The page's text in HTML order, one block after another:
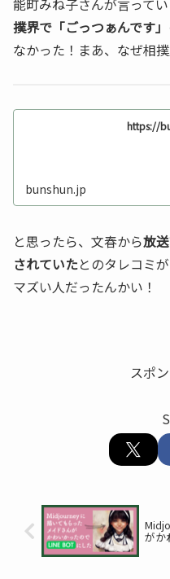
撲界で「ごっつぁんです
なかった！まあ、なぜ相
https://
bunshun.jp
と思ったら、文春から放
されていたとのタレコミ
マズい人だったんかい！
スポ
がか